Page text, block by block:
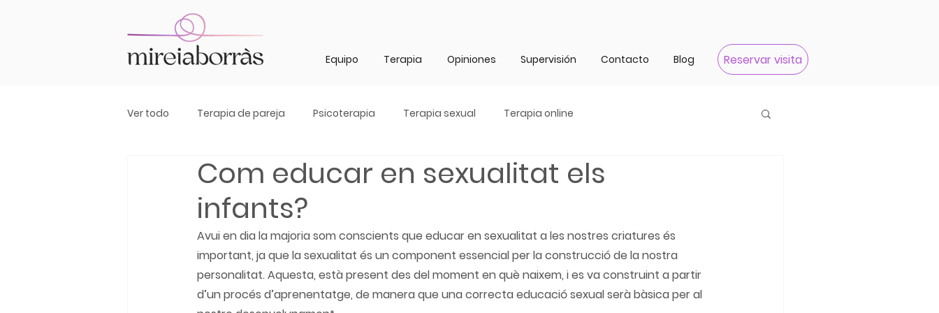
Equipo Terapia Opiniones Supervisión Contacto Blog Reservar visita
Ver todo Terapia de pareja Psicoterapia Terapia sexual Terapia online
Com educar en sexualitat els
infants?
Avui en dia la majoria som conscients que educar en sexualitat a les nostres criatures és
important, ja que la sexualitat és un component essencial per la construcció de la nostra
personalitat. Aquesta, està present des del moment en què naixem, i es va construint a partir
d’un procés d’aprenentatge, de manera que una correcta educació sexual serà bàsica per al